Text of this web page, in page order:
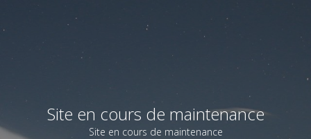
Site en cours de maintenance
Site en cours de maintenance